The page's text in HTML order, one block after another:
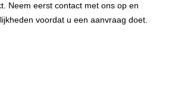
Neem eerst contact met ons op en
voordat u een aanvraag doet.